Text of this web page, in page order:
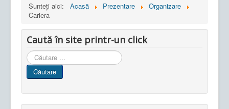
Sunteți aici: Acasă Prezentare
Organizare
Cariera
Caută în site printr-un click
Cauta
in
site
Căutare